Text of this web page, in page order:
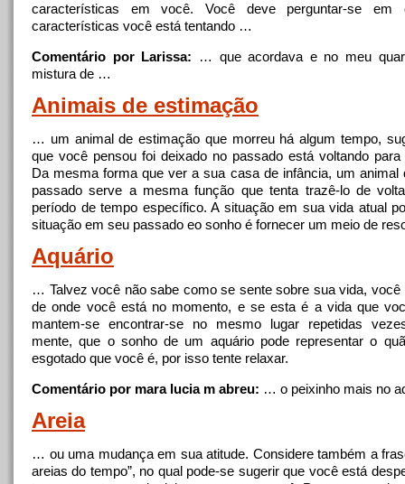
características em você. Você deve perguntar-se
características você está tentando …
Comentário por Larissa: … que acordava e no meu
mistura de …
Animais de estimação
… um animal de estimação que morreu há algum tempo,
que você pensou foi deixado no passado está voltando
Da mesma forma que ver a sua casa de infância, um animal
passado serve a mesma função que tenta trazê-lo de
período de tempo específico. A situação em sua vida atual
situação em seu passado eo sonho é fornecer um meio de
Aquário
… Talvez você não sabe como se sente sobre sua vida, você
de onde você está no momento, e se esta é a vida que
mantem-se encontrar-se no mesmo lugar repetidas
mente, que o sonho de um aquário pode representar o
esgotado que você é, por isso tente relaxar.
Comentário por mara lucia m abreu: … o peixinho mais no
Areia
… ou uma mudança em sua atitude. Considere também a
areias do tempo”, no qual pode-se sugerir que você está